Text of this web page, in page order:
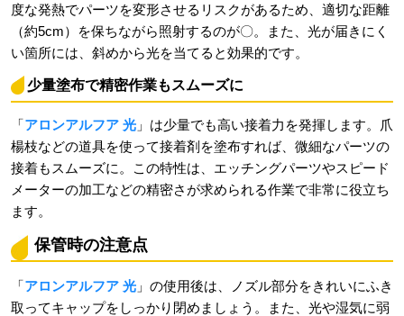
度な発熱でパーツを変形させるリスクがあるため、適切な距離
（約5cm）を保ちながら照射するのが〇。また、光が届きにく
い箇所には、斜めから光を当てると効果的です。
少量塗布で精密作業もスムーズに
「アロンアルフア 光」は少量でも高い接着力を発揮します。爪
楊枝などの道具を使って接着剤を塗布すれば、微細なパーツの
接着もスムーズに。この特性は、エッチングパーツやスピード
メーターの加工などの精密さが求められる作業で非常に役立ち
ます。
保管時の注意点
「アロンアルフア 光」の使用後は、ノズル部分をきれいにふき
取ってキャップをしっかり閉めましょう。また、光や湿気に弱